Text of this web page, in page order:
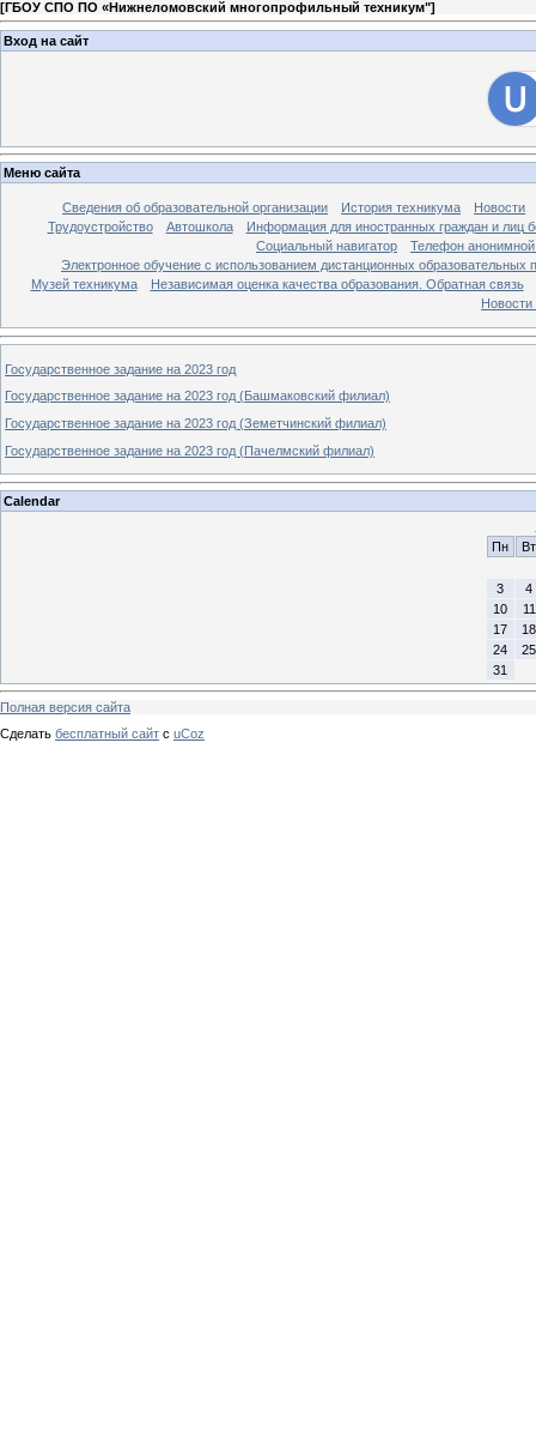
[ГБОУ СПО ПО «Нижнеломовский многопрофильный техникум"]
Вход на сайт
Меню сайта
Сведения об образовательной организации История техникума
Новости
Трудоустройство
Автошкола
Информация для иностранных граждан и лиц
Социальный навигатор
Телефон
Электронное обучение с использованием дистанционных образовательных
Музей техникума
Независимая оценка качества образования. Обратная связь
Государственное задание на 2023 год
Государственное задание на 2023 год (Башмаковский филиал)
Государственное задание на 2023 год (Земетчинский филиал)
Государственное задание на 2023 год (Пачелмский филиал)
Calendar
Пн
Вт
3
4
10
11
17
18
24
25
31
Полная версия сайта
Сделать бесплатный сайт с uCoz